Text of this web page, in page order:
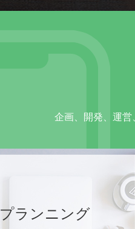
企画、開発、運営
プランニング